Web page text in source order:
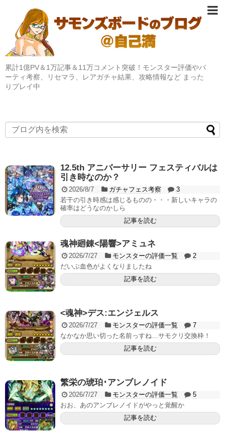
累計1億PV＆1万記事＆11万コメント突破！モンスター評価やパ
ーティ考察、リセマラ、レアガチャ結果、攻略情報など まった
りプレイ中
12.5th アニバーサリー フェスティバルは
引き時なのか？
2026/8/7 ガチャフェス考察
3
若干の引き時感は感じるものの・・・新しいキャラの
確率はどうなのかしら
記事を読む
魂神廻錬<陽響>アミュネ
2026/7/27 モンスターの評価一覧
2
だいぶ血色がよくなりましたね
記事を読む
<魂神>デス:エンジェルス
2026/7/27 モンスターの評価一覧
7
なかなか思い切った名前っすね…サモクリ交換枠！
記事を読む
繁栄の琥珀･アンブレノイド
2026/7/27 モンスターの評価一覧
5
おお、あのアンブレノイドがやっと覚醒か
記事を読む